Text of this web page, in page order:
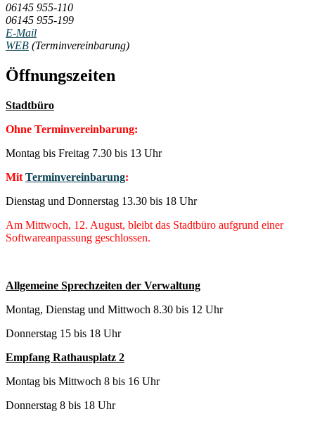
06145 955-110
06145 955-199
E-Mail
WEB (Terminvereinbarung)
Öffnungszeiten
Stadtbüro
Ohne Terminvereinbarung:
Montag bis Freitag 7.30 bis 13 Uhr
Mit Terminvereinbarung:
Dienstag und Donnerstag 13.30 bis 18 Uhr
Am Mittwoch, 12. August, bleibt das Stadtbüro aufgrund einer
Softwareanpassung geschlossen.
Allgemeine Sprechzeiten der Verwaltung
Montag, Dienstag und Mittwoch 8.30 bis 12 Uhr
Donnerstag 15 bis 18 Uhr
Empfang Rathausplatz 2
Montag bis Mittwoch 8 bis 16 Uhr
Donnerstag 8 bis 18 Uhr